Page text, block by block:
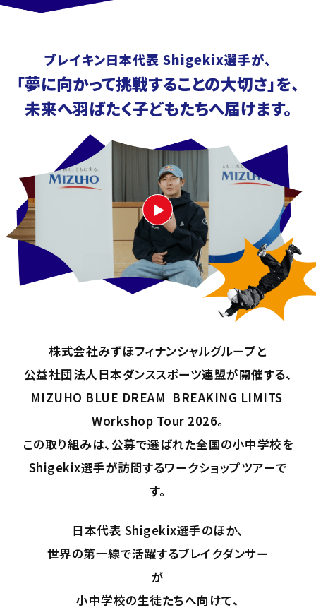
ブレイキン日本代表 Shigekix選手が、
「夢に向かって挑戦することの大切さ」を、
未来へ羽ばたく子どもたちへ届けます。
株式会社みずほフィナンシャルグループと
公益社団法人日本ダンススポーツ連盟が開催する、
MIZUHO BLUE DREAM BREAKING LIMITS
Workshop Tour 2026。
この取り組みは、公募で選ばれた全国の小中学校を
Shigekix選手が訪問するワークショップツアーで
す。
日本代表 Shigekix選手のほか、
世界の第一線で活躍するブレイクダンサー
が
小中学校の生徒たちへ向けて、